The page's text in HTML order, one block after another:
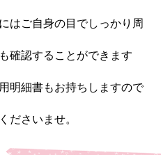
はご自身の目でしっかり周
確認することができます
明細書もお持ちしますので
ださいませ。